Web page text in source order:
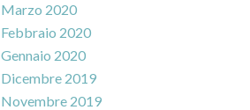
Marzo 2020
Febbraio 2020
Gennaio 2020
Dicembre 2019
Novembre 2019